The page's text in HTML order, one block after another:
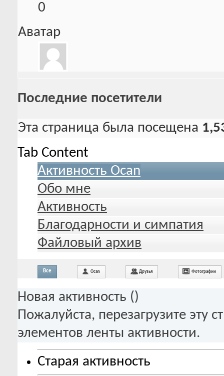
0
Аватар
Последние посетители
Эта страница была посещена
Tab Content
Активность Ocan
Обо мне
Активность
Благодарности и симпатия
Файловый архив
Все Ocan Друзья Фотографии
Новая активность ()
Пожалуйста, перезагрузите эту
элементов ленты активности.
Старая активность